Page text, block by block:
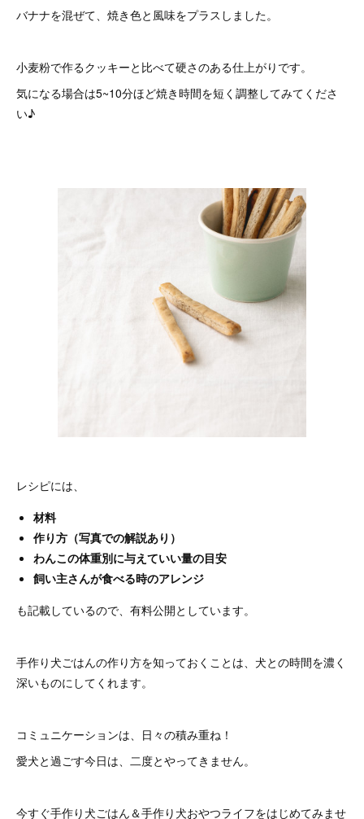
バナナを混ぜて、焼き色と風味をプラスしました。
小麦粉で作るクッキーと比べて硬さのある仕上がりです。
気になる場合は5~10分ほど焼き時間を短く調整してみてくださ
い♪
レシピには、
材料
作り方（写真での解説あり）
わんこの体重別に与えていい量の目安
飼い主さんが食べる時のアレンジ
も記載しているので、有料公開としています。
手作り犬ごはんの作り方を知っておくことは、犬との時間を濃く
深いものにしてくれます。
コミュニケーションは、日々の積み重ね！
愛犬と過ごす今日は、二度とやってきません。
今すぐ手作り犬ごはん＆手作り犬おやつライフをはじめてみませ